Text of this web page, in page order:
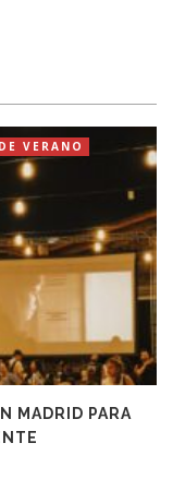
VERANO
MADRID PARA